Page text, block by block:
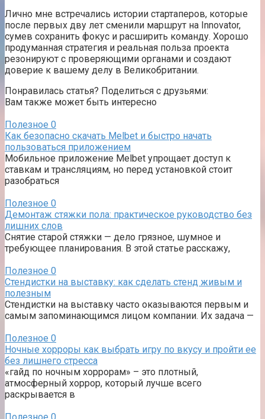
Лично мне встречались истории стартаперов, которые
после первых дву лет сменили маршрут на Innovator,
сумев сохранить фокус и расширить команду. Хорошо
продуманная стратегия и реальная польза проекта
резонируют с проверяющими органами и создают
доверие к вашему делу в Великобритании.
Понравилась статья? Поделиться с друзьями:
Вам также может быть интересно
Полезное 0
Как безопасно скачать Melbet и быстро начать
пользоваться приложением
Мобильное приложение Melbet упрощает доступ к
ставкам и трансляциям, но перед установкой стоит
разобраться
Полезное 0
Демонтаж стяжки пола: практическое руководство без
лишних слов
Снятие старой стяжки — дело грязное, шумное и
требующее планирования. В этой статье расскажу,
Полезное 0
Стендистки на выставку: как сделать стенд живым и
полезным
Стендистки на выставку часто оказываются первым и
самым запоминающимся лицом компании. Их задача —
Полезное 0
Ночные хорроры как выбрать игру по вкусу и пройти ее
без лишнего стресса
«гайд по ночным хоррорам» – это плотный,
атмосферный хоррор, который лучше всего
раскрывается в